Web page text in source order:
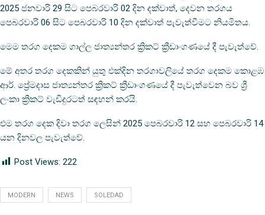
2025 ජනවාරි 29 සිට පෙබරවාරි 02 දින දක්වාත්, දෙවන තරගය
පෙබරවාරි 06 සිට පෙබරවාරි 10 දින දක්වාත් පැවැත්වීමට නියමිතය.
මෙම තරග දෙකම ගාල්ල ජාත්‍යන්තර ක්‍රිකට් ක්‍රීඩාංගණයේ දී පැවැත්වේ.
මේ අතර තරග දෙකකින් යුතු එක්දින තරගාවලියේ තරග දෙකම කොළඹ
ආර්. ප්‍රේමදාස ජාත්‍යන්තර ක්‍රිකට් ක්‍රීඩාංගණයේ දී පැවැත්වෙන බව ශ්‍රී
ලංකා ක්‍රිකට් වැඩිදුරටත් සඳහන් කරයි.
එම තරග දෙක දිවා තරග ලෙසින් 2025 පෙබරවාරි 12 සහ පෙබරවාරි 14
යන දිනවල පැවැත්වේ.
Post Views: 222
MODERN NEWS SOLEDAD